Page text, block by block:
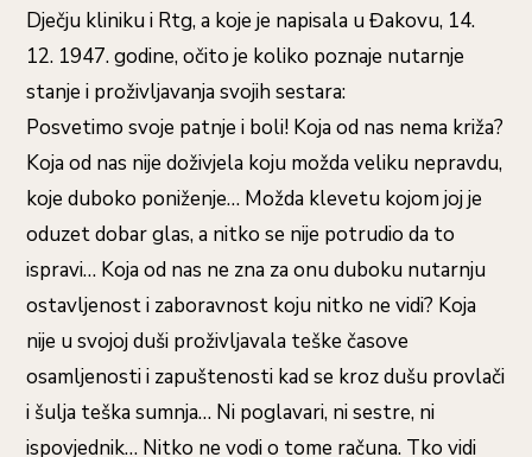
Dječju kliniku i Rtg, a koje je napisala u Đakovu, 14.
12. 1947. godine, očito je koliko poznaje nutarnje
stanje i proživljavanja svojih sestara:
Posvetimo svoje patnje i boli! Koja od nas nema križa?
Koja od nas nije doživjela koju možda veliku nepravdu,
koje duboko poniženje… Možda klevetu kojom joj je
oduzet dobar glas, a nitko se nije potrudio da to
ispravi… Koja od nas ne zna za onu duboku nutarnju
ostavljenost i zaboravnost koju nitko ne vidi? Koja
nije u svojoj duši proživljavala teške časove
osamljenosti i zapuštenosti kad se kroz dušu provlači
i šulja teška sumnja… Ni poglavari, ni sestre, ni
ispovjednik… Nitko ne vodi o tome računa. Tko vidi